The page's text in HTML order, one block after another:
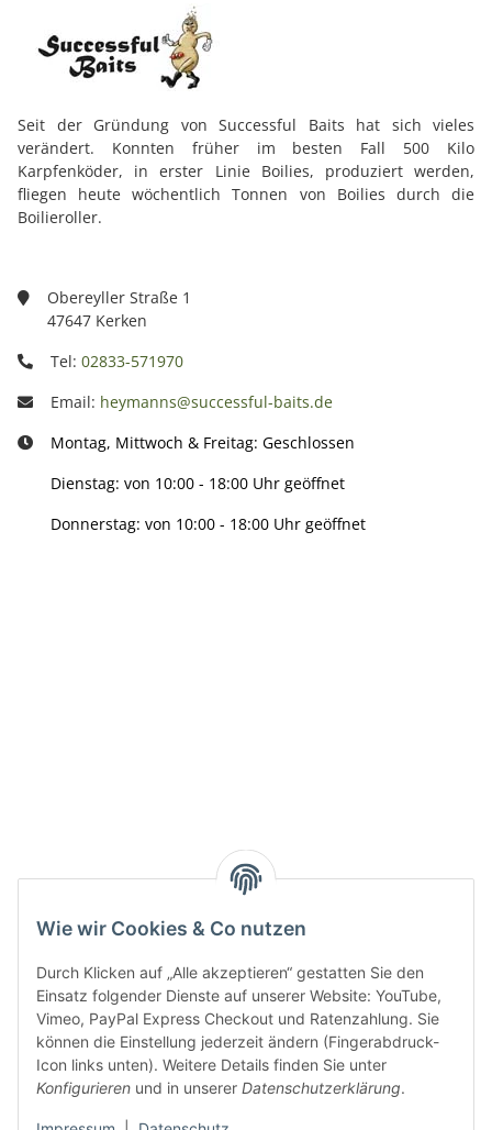
Wie wir Cookies & Co nutzen
Durch Klicken auf „Alle akzeptieren“ gestatten Sie den
Einsatz folgender Dienste auf unserer Website: YouTube,
Vimeo, PayPal Express Checkout und Ratenzahlung. Sie
können die Einstellung jederzeit ändern (Fingerabdruck-
Icon links unten). Weitere Details finden Sie unter
Konfigurieren und in unserer Datenschutzerklärung.
Seit der Gründung von Successful Baits hat sich vieles
verändert. Konnten früher im besten Fall 500 Kilo
Karpfenköder, in erster Linie Boilies, produziert werden,
fliegen heute wöchentlich Tonnen von Boilies durch die
Boilieroller.
Obereyller Straße 1
47647 Kerken
Tel: 02833-571970
Email: heymanns@successful-baits.de
Montag, Mittwoch & Freitag: Geschlossen
Dienstag: von 10:00 - 18:00 Uhr geöffnet
Donnerstag: von 10:00 - 18:00 Uhr geöffnet
Gesetzliche Informationen